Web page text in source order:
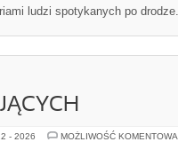
ludzi spotykanych po
- 2026 MOŻLIWOŚĆ